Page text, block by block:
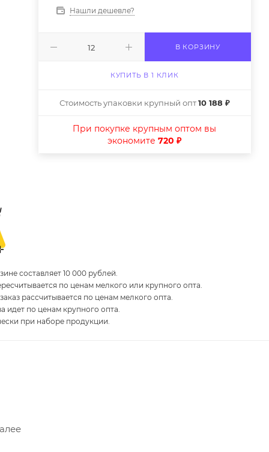
Нашли дешевле?
В КОРЗИНУ
КУПИТЬ В 1 КЛИК
Стоимость упаковки крупный опт10 188 ₽
При покупке крупным оптом вы
экономите720 ₽
составляет 10 000 рублей.
по ценам мелкого или крупного опта.
рассчитывается по ценам мелкого опта.
идет по ценам крупного опта.
при наборе продукции.